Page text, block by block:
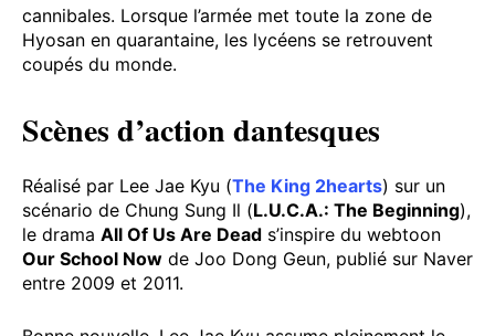
cannibales. Lorsque l’armée met toute la zone de
Hyosan en quarantaine, les lycéens se retrouvent
coupés du monde.
Scènes d’action dantesques
Réalisé par Lee Jae Kyu (The King 2hearts) sur un
scénario de Chung Sung Il (L.U.C.A.: The Beginning),
le drama All Of Us Are Dead s’inspire du webtoon
Our School Now de Joo Dong Geun, publié sur Naver
entre 2009 et 2011.